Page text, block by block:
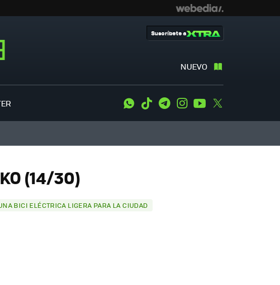
NUEVO
Suscríbete a
WhatsApp
Tiktok TelegramInstagramYoutube
(14/30)
BICI ELÉCTRICA LIGERA PARA LA CIUDAD